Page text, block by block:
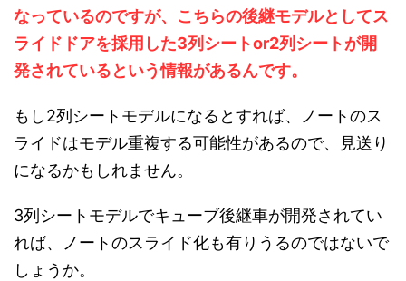
なっているのですが、こちらの後継モデルとしてス
ライドドアを採用した3列シートor2列シートが開
発されているという情報があるんです。
もし2列シートモデルになるとすれば、ノートのス
ライドはモデル重複する可能性があるので、見送り
になるかもしれません。
3列シートモデルでキューブ後継車が開発されてい
れば、ノートのスライド化も有りうるのではないで
しょうか。